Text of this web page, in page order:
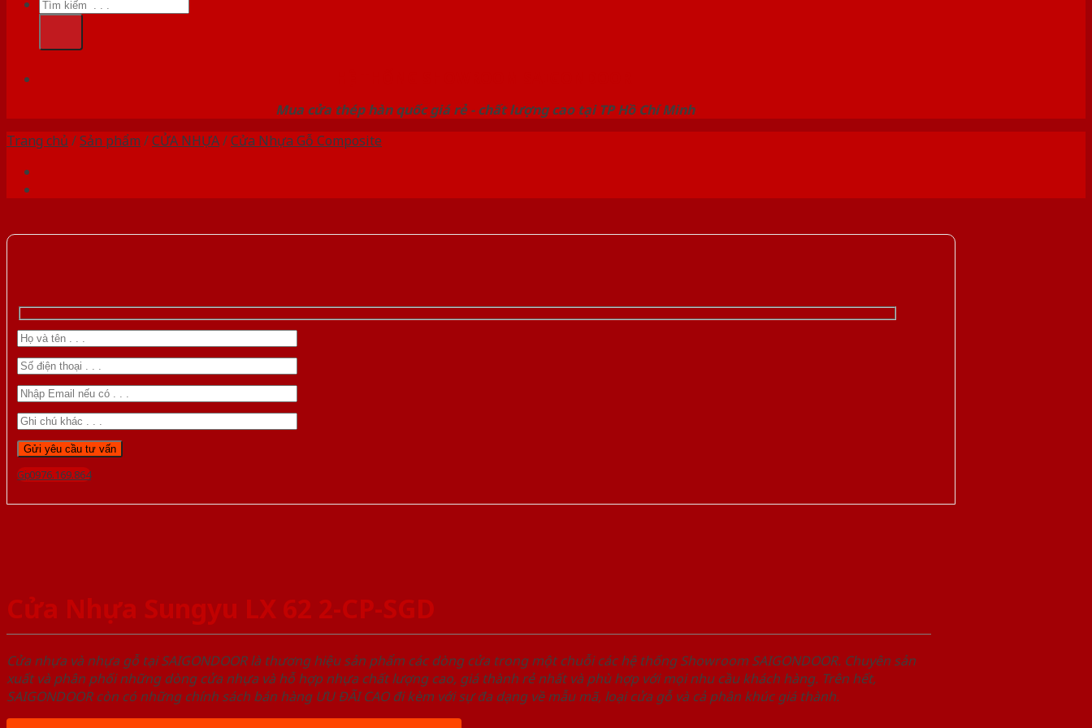
kiếm:
Mua cửa thép hàn quốc giá rẻ - chất lượng cao tại TP Hồ Chí Minh
Trang chủ /Sản phẩm /CỬA NHỰA/Cửa Nhựa Gỗ Composite
Gọi 0976.169.864
Cửa Nhựa Sungyu LX 62 2-CP-SGD
Cửa nhựa và nhựa gỗ tại SAIGONDOOR là thương hiệu sản phẩm các dòng cửa trong một chuỗi các hệ thống Showroom SAIGONDOOR. Chuyên sản
xuất và phân phối những dòng cửa nhựa và hỗ hợp nhựa chất lượng cao, giá thành rẻ nhất và phù hợp với mọi nhu cầu khách hàng. Trên hết,
SAIGONDOOR còn có những chính sách bán hàng ƯU ĐÃI CAO đi kèm với sự đa dạng về mẫu mã, loại cửa gỗ và cả phân khúc giá thành.